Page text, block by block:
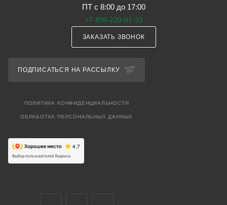
ПТ с 8:00 до 17:00
+7 499-220-01-33
ЗАКАЗАТЬ ЗВОНОК
ПОДПИСАТЬСЯ НА РАССЫЛКУ
ПОЛИТИКА КОНФИДЕНЦИАЛЬНОСТИ
ОБРАБОТКА ПЕРСОНАЛЬНЫХ ДАННЫХ